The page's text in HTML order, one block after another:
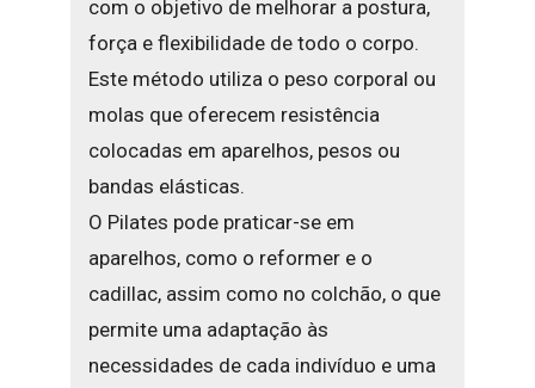
com o objetivo de melhorar a postura,
força e flexibilidade de todo o corpo.
Este método utiliza o peso corporal ou
molas que oferecem resistência
colocadas em aparelhos, pesos ou
bandas elásticas.
O Pilates pode praticar-se em
aparelhos, como o reformer e o
cadillac, assim como no colchão, o que
permite uma adaptação às
necessidades de cada indivíduo e uma